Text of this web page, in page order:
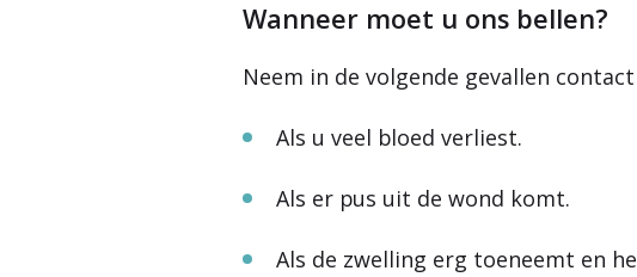
Wanneer moet u ons bellen?
Neem in de volgende gevallen
Als u veel bloed verliest.
Als er pus uit de wond komt.
Als de zwelling erg toeneemt en